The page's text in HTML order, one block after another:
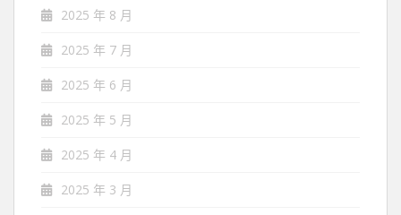
2025 年 8 月
2025 年 7 月
2025 年 6 月
2025 年 5 月
2025 年 4 月
2025 年 3 月